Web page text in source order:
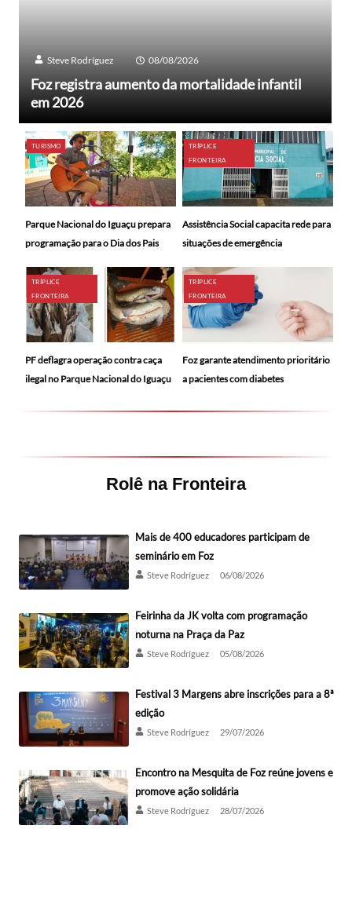
Steve Rodríguez 08/08/2026
Foz registra aumento da mortalidade infantil
em 2026
TURISMO
Parque Nacional do Iguaçu prepara
programação para o Dia dos Pais
TRÍPLICE
FRONTEIRA
Assistência Social capacita rede para
situações de emergência
TRÍPLICE
FRONTEIRA
PF deflagra operação contra caça
ilegal no Parque Nacional do Iguaçu
TRÍPLICE
FRONTEIRA
Foz garante atendimento prioritário
a pacientes com diabetes
Rolê na Fronteira
Mais de 400 educadores participam de
seminário em Foz
Steve Rodríguez 06/08/2026
Feirinha da JK volta com programação
noturna na Praça da Paz
Steve Rodríguez 05/08/2026
Festival 3 Margens abre inscrições para a 8ª
edição
Steve Rodríguez 29/07/2026
Encontro na Mesquita de Foz reúne jovens e
promove ação solidária
Steve Rodríguez 28/07/2026